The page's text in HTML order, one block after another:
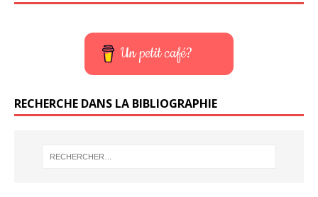
Un petit café?
RECHERCHE DANS LA BIBLIOGRAPHIE